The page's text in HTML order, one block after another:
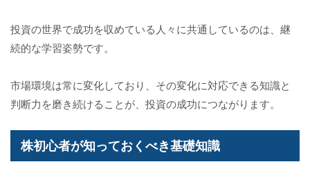
投資の世界で成功を収めている人々に共通しているのは、継
続的な学習姿勢です。
市場環境は常に変化しており、その変化に対応できる知識と
判断力を磨き続けることが、投資の成功につながります。
株初心者が知っておくべき基礎知識